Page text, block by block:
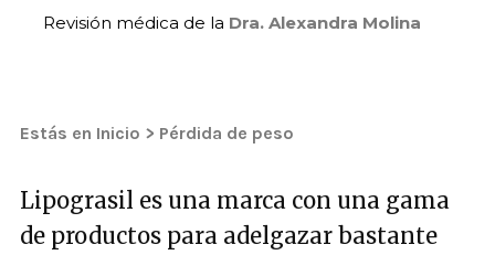
Revisión médica de la Dra. Alexandra Molina
Estás en Inicio > Pérdida de peso
Lipograsil es una marca con una gama
de productos para adelgazar bastante